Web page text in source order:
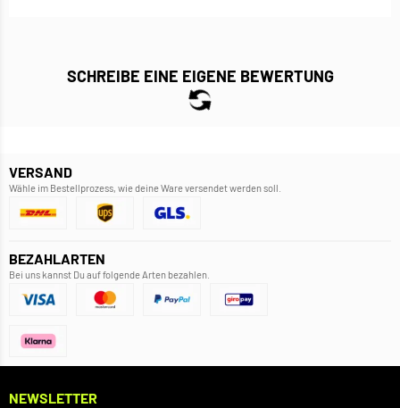
SCHREIBE EINE EIGENE BEWERTUNG
VERSAND
Wähle im Bestellprozess, wie deine Ware versendet werden soll.
BEZAHLARTEN
Bei uns kannst Du auf folgende Arten bezahlen.
NEWSLETTER